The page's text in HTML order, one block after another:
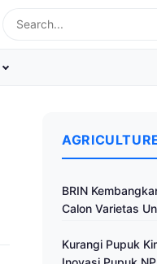
BRIN
Calon Varietas
Kurangi Pupuk